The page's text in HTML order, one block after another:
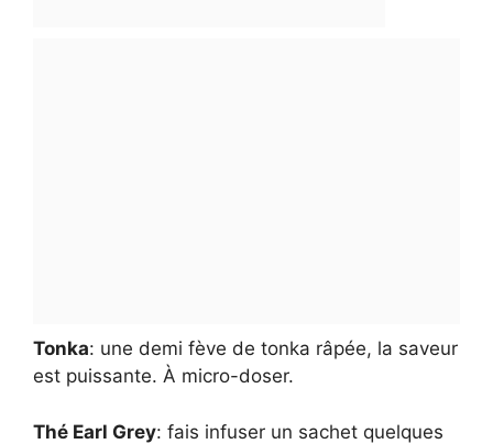
Tonka: une demi fève de tonka râpée, la saveur
est puissante. À micro-doser.
Thé Earl Grey: fais infuser un sachet quelques